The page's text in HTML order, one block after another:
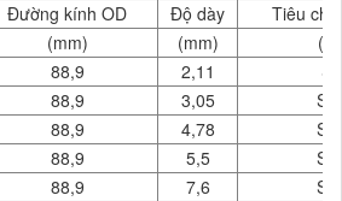
Đường kính OD Độ dày
Tiêu
(mm) (mm)
(
88,9 2,11
88,9 3,05
88,9 4,78
88,9 5,5
88,9 7,6